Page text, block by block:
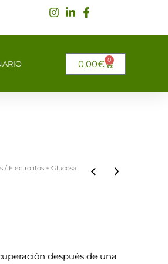
0,00€ 0
CARRITO
/ Electrólitos + Glucosa
después de una